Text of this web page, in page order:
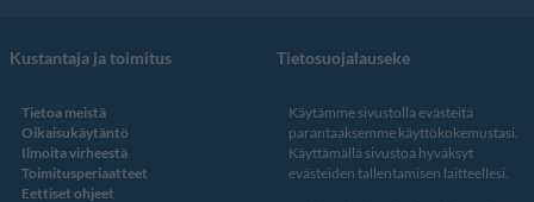
Kustantaja ja toimitus
Tietoa meistä
Oikaisukäytäntö
Ilmoita virheestä
Toimitusperiaatteet
Eettiset ohjeet
Tietosuojalauseke
Käytämme sivustolla evästeitä
parantaaksemme käyttökokemustasi.
Käyttämällä sivustoa hyväksyt
evästeiden tallentamisen laitteellesi.